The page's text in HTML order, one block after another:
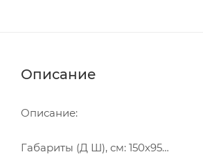
Описание
Описание:
Габариты (Д Ш), см: 150х95